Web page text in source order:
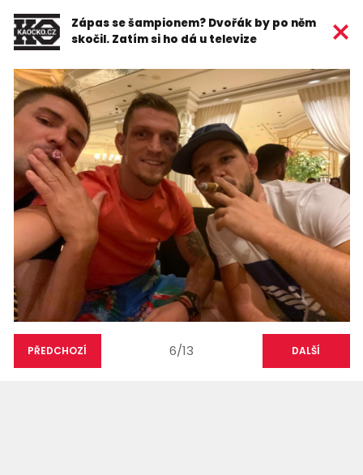
Zápas se šampionem? Dvořák by po něm
skočil. Zatím si ho dá u televize
PŘEDCHOZÍ 6/13 DALŠÍ